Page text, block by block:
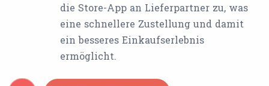
die Store-App an Lieferpartner zu, was
eine schnellere Zustellung und damit
ein besseres Einkaufserlebnis
ermöglicht.